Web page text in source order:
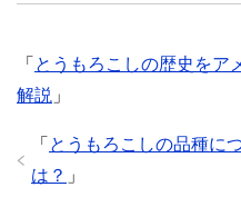
「 とうもろこしの歴史をア
解説 」
「 とうもろこしの品種に
は？ 」